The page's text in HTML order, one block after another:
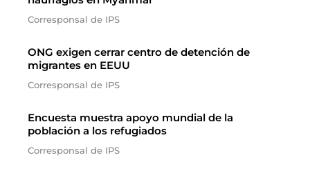
Corresponsal de IPS
ONG exigen cerrar centro de detención de
migrantes en EEUU
Corresponsal de IPS
Encuesta muestra apoyo mundial de la
población a los refugiados
Corresponsal de IPS